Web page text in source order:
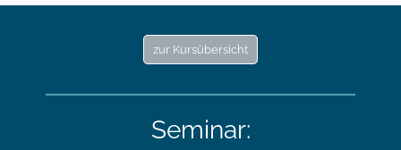
zur Kursübersicht
Seminar: